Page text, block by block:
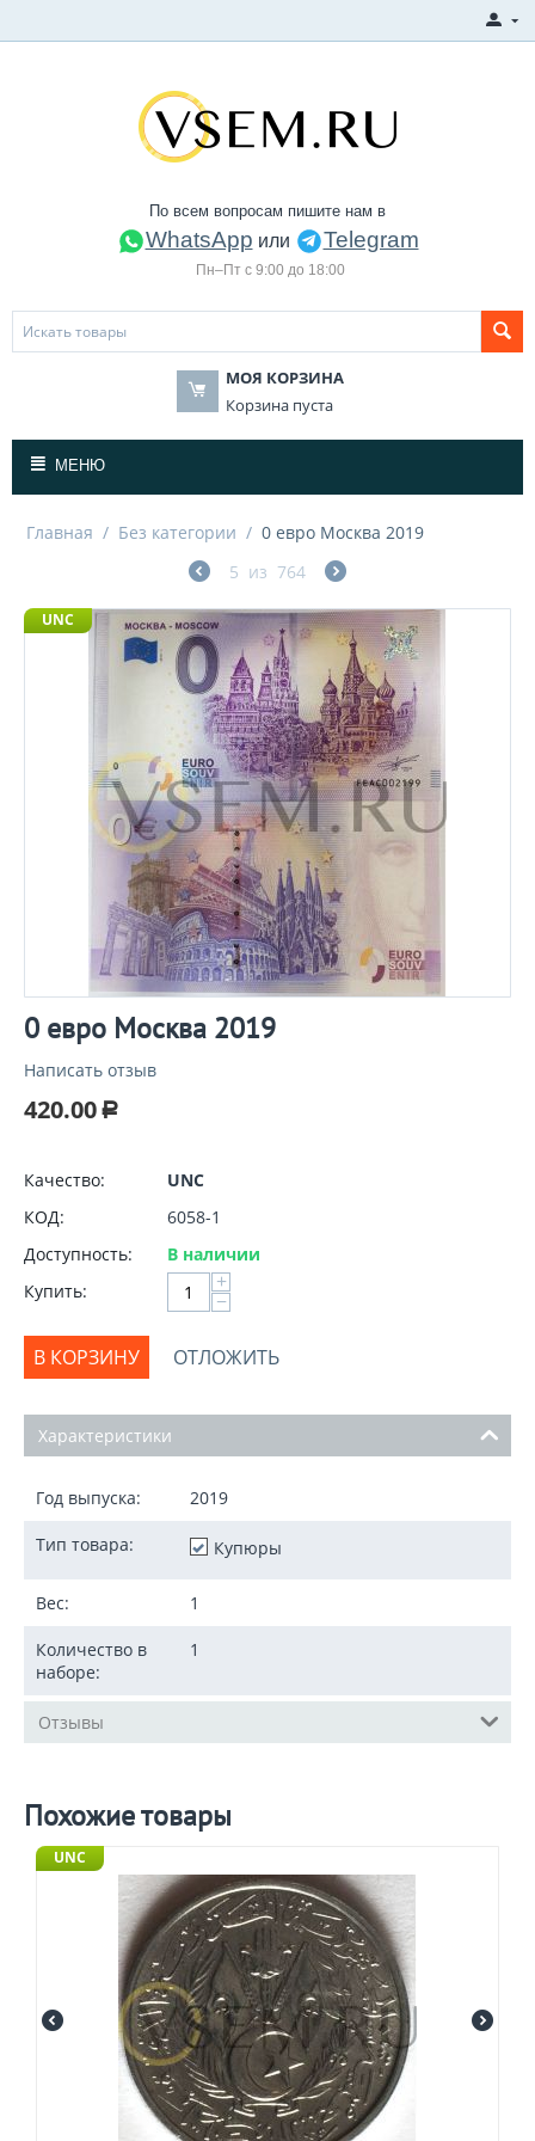
По всем вопросам пишите нам в
WhatsApp или Telegram
Пн–Пт с 9:00 до 18:00
МОЯ КОРЗИНА
Корзина пуста
МЕНЮ
Главная / Без категории / 0 евро Москва 2019
5 из 764
UNC
0 евро Москва 2019
Написать отзыв
420.00 Р
Качество:
UNC
КОД:
6058-1
Доступность:
В наличии
Купить:
+
−
В КОРЗИНУ ОТЛОЖИТЬ
Характеристики
Год выпуска: 2019
Тип товара: Купюры
Вес: 1
Количество в
наборе:
1
Отзывы
Похожие товары
UNC